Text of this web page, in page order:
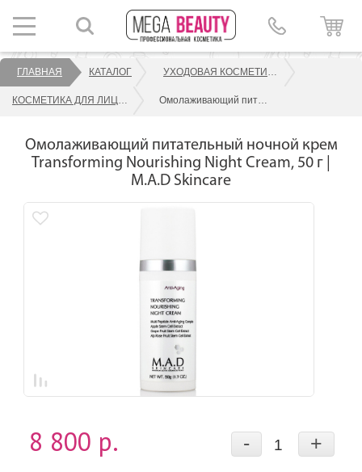
ГЛАВНАЯ КАТАЛОГ УХОДОВАЯ КОСМЕТИКА ДЛЯ ЛИЦА
КОСМЕТИКА ДЛЯ ЛИЦА M.A.D SKINCARE Омолаживающий питательный ночной крем Transforming Nourishing Night Cream, 50 г | M.A.D Skincare
Омолаживающий питательный ночной крем
Transforming Nourishing Night Cream, 50 г |
M.A.D Skincare
8 800 р. - +